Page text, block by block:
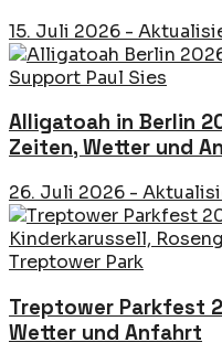
15. Juli 2026 -
Alligatoah in Berlin
Zeiten, Wetter und
26. Juli 2026 -
Treptower Parkfest
Wetter und Anfahrt